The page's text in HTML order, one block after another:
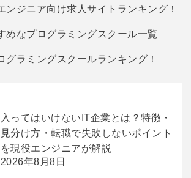
入ってはいけないIT企業とは？特徴・
見分け方・転職で失敗しないポイント
を現役エンジニアが解説
2026年8月8日